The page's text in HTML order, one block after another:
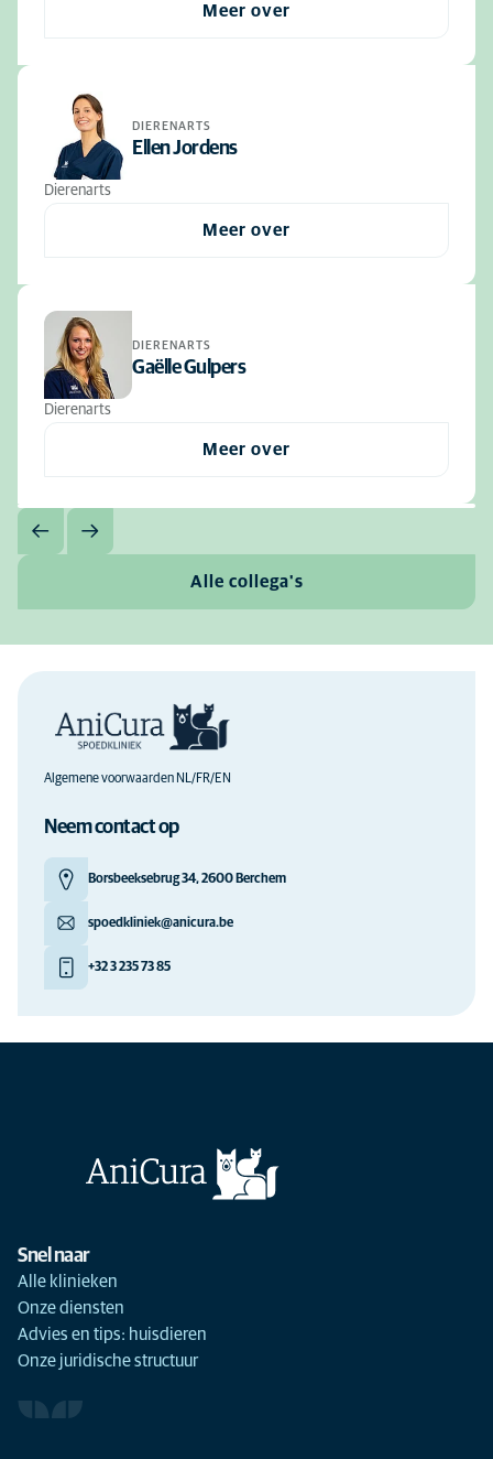
Meer over
DIERENARTS
Ellen Jordens
Dierenarts
Meer over
DIERENARTS
Gaëlle Gulpers
Dierenarts
Meer over
Alle collega's
Algemene voorwaarden NL/FR/EN
Neem contact op
Borsbeeksebrug 34, 2600 Berchem
spoedkliniek@anicura.be
+32 3 235 73 85
Snel naar
Alle klinieken
Onze diensten
Advies en tips: huisdieren
Onze juridische structuur